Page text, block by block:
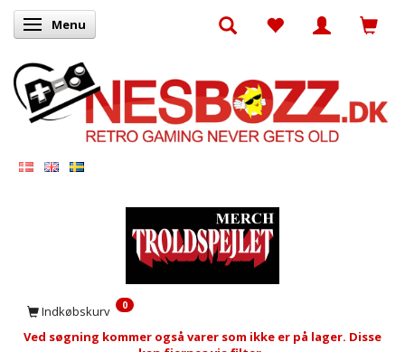
Skifte navigation
Menu
Indkøbskurv 0
Ved søgning kommer også varer som ikke er på lager. Disse